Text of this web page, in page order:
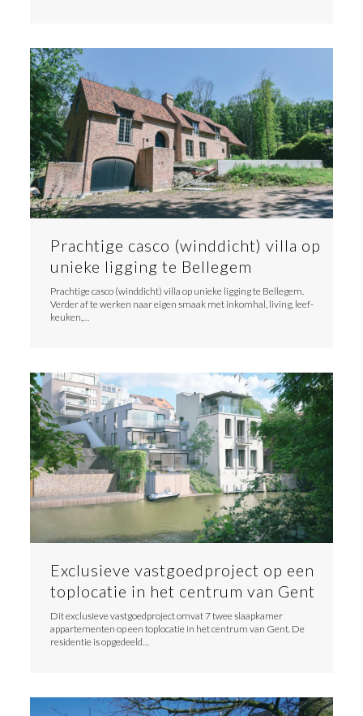
Prachtige casco (winddicht) villa op
unieke ligging te Bellegem
Prachtige casco (winddicht) villa op unieke ligging te Bellegem.
Verder af te werken naar eigen smaak met inkomhal, living, leef-
keuken,…
Exclusieve vastgoedproject op een
toplocatie in het centrum van Gent
Dit exclusieve vastgoedproject omvat 7 twee slaapkamer
appartementen op een toplocatie in het centrum van Gent. De
residentie is opgedeeld…